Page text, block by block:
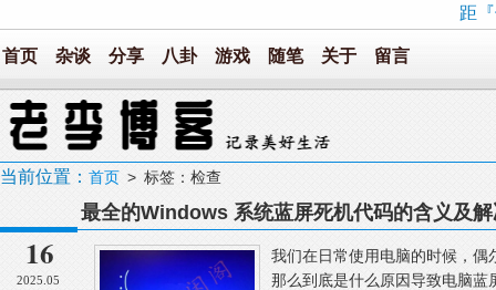
距
首页 杂谈 分享 八卦 游戏 随笔 关于 留言
当前位置： 首页 > 标签：检查
16
2025.05
最全的Windows 系统蓝屏死机代码的含义及
我们在日常使用电脑的时候，
那么到底是什么原因导致电脑